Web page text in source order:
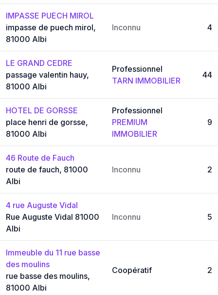
IMPASSE PUECH MIROL
impasse de puech mirol,
81000 Albi
Inconnu 4
LE GRAND CEDRE
passage valentin hauy,
81000 Albi
Professionnel
TARN IMMOBILIER
44
HOTEL DE GORSSE
place henri de gorsse,
81000 Albi
Professionnel
PREMIUM
IMMOBILIER
9
46 Route de Fauch
route de fauch, 81000
Albi
Inconnu 2
4 rue Auguste Vidal
Rue Auguste Vidal 81000
Albi
Inconnu 5
Immeuble du 11 rue basse
des moulins
rue basse des moulins,
81000 Albi
Coopératif 2